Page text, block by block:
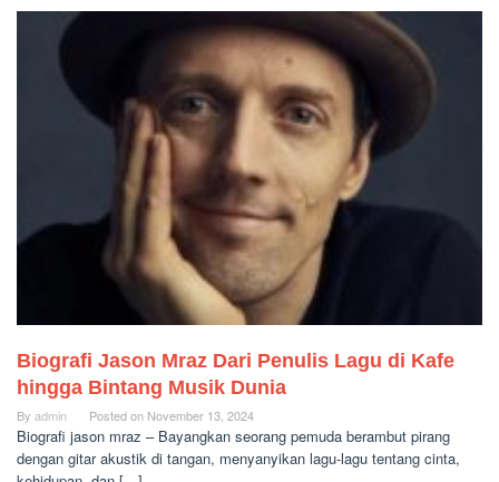
Biografi Jason Mraz Dari Penulis Lagu di Kafe
hingga Bintang Musik Dunia
By admin Posted on November 13, 2024
Biografi jason mraz – Bayangkan seorang pemuda berambut pirang
dengan gitar akustik di tangan, menyanyikan lagu-lagu tentang cinta,